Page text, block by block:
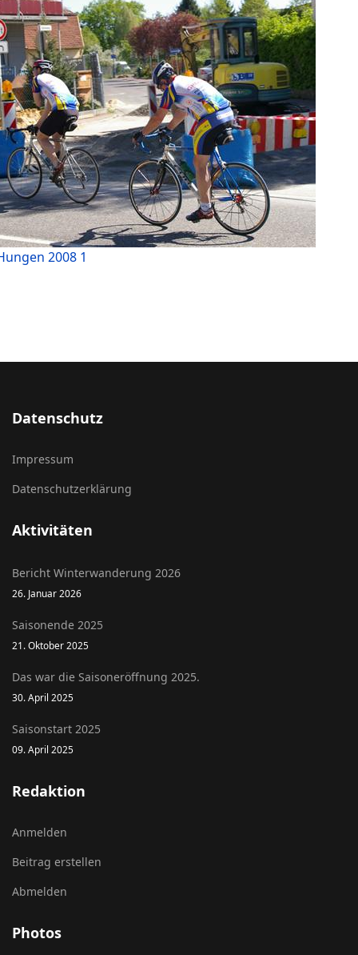
2008 1
Datenschutz
Impressum
Datenschutzerklärung
Aktivitäten
Bericht Winterwanderung 2026
26. Januar 2026
Saisonende 2025
21. Oktober 2025
Das war die Saisoneröffnung 2025.
30. April 2025
Saisonstart 2025
09. April 2025
Redaktion
Anmelden
Beitrag erstellen
Abmelden
Photos